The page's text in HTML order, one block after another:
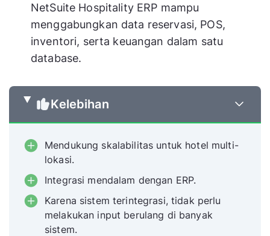
NetSuite Hospitality ERP mampu
menggabungkan data reservasi, POS,
inventori, serta keuangan dalam satu
database.
Kelebihan
Mendukung skalabilitas untuk hotel multi-
lokasi.
Integrasi mendalam dengan ERP.
Karena sistem terintegrasi, tidak perlu
melakukan input berulang di banyak
sistem.